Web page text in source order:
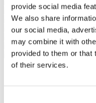
provide social media
We also share
our social media,
may combine it with
provided to them or that
of their services.